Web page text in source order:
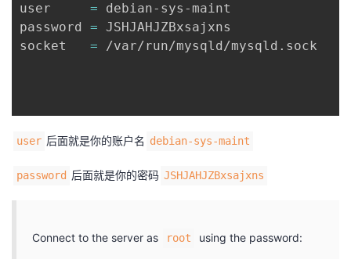
user = debian-sys-maint
password = JSHJAHJZBxsajxns
socket = /var/run/mysqld/mysqld.sock
user 后面就是你的账户名 debian-sys-maint
password 后面就是你的密码 JSHJAHJZBxsajxns
Connect to the server as root using the password: